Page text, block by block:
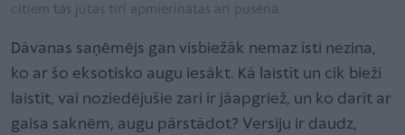
citiem tās jūtas tīri apmierinātas arī pusēnā.
Dāvanas saņēmējs gan visbiežāk nemaz īsti nezina,
ko ar šo eksotisko augu iesākt. Kā laistīt un cik bieži
laistīt, vai noziedējušie zari ir jāapgriež, un ko darīt ar
gaisa saknēm, augu pārstādot? Versiju ir daudz,